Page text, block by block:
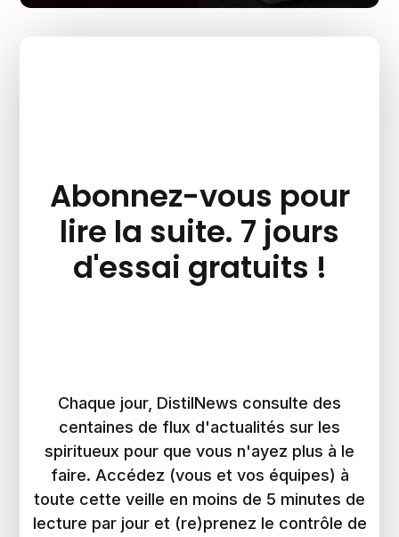
Abonnez-vous pour
lire la suite. 7 jours
d'essai gratuits !
Chaque jour, DistilNews consulte des
centaines de flux d'actualités sur les
spiritueux pour que vous n'ayez plus à le
faire. Accédez (vous et vos équipes) à
toute cette veille en moins de 5 minutes de
lecture par jour et (re)prenez le contrôle de